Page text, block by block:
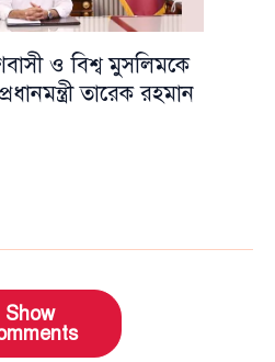
ও বিশ্ব মুসলিমকে
তারেক রহমান
Show